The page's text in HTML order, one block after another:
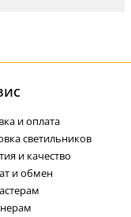
и оплата
светильников
и качество
и обмен